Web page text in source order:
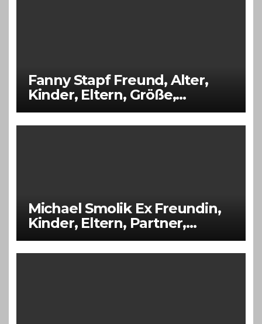
Fanny Stapf Freund, Alter,
Kinder, Eltern, Größe,
Vermögen
Michael Smolik Ex Freundin,
Kinder, Eltern, Partner,
Vermögen